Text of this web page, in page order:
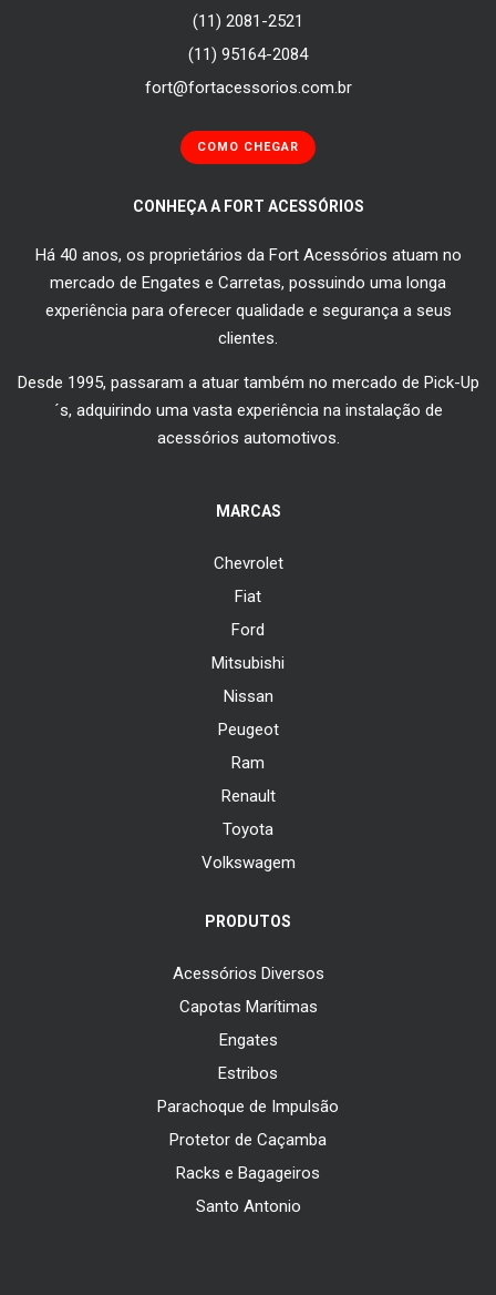
(11) 2081-2521
(11) 95164-2084
fort@fortacessorios.com.br
COMO CHEGAR
CONHEÇA A FORT ACESSÓRIOS
Há 40 anos, os proprietários da Fort Acessórios atuam no
mercado de Engates e Carretas, possuindo uma longa
experiência para oferecer qualidade e segurança a seus
clientes.
Desde 1995, passaram a atuar também no mercado de Pick-Up
´s, adquirindo uma vasta experiência na instalação de
acessórios automotivos.
MARCAS
Chevrolet
Fiat
Ford
Mitsubishi
Nissan
Peugeot
Ram
Renault
Toyota
Volkswagem
PRODUTOS
Acessórios Diversos
Capotas Marítimas
Engates
Estribos
Parachoque de Impulsão
Protetor de Caçamba
Racks e Bagageiros
Santo Antonio